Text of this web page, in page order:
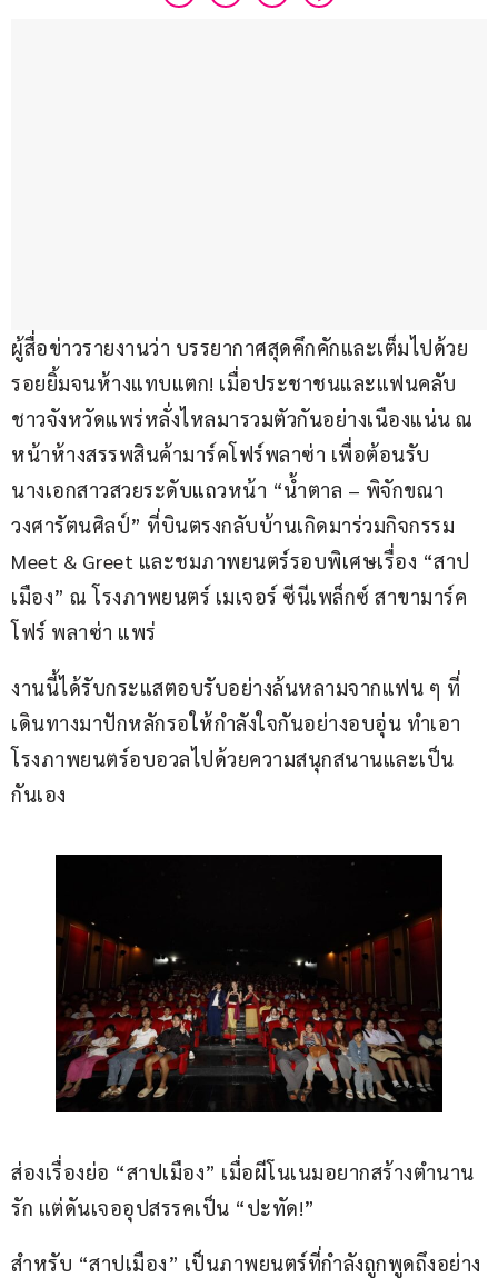
ผู้สื่อข่าวรายงานว่า บรรยากาศสุดคึกคักและเต็มไปด้วย
รอยยิ้มจนห้างแทบแตก! เมื่อประชาชนและแฟนคลับ
ชาวจังหวัดแพร่หลั่งไหลมารวมตัวกันอย่างเนืองแน่น ณ
หน้าห้างสรรพสินค้ามาร์คโฟร์พลาซ่า เพื่อต้อนรับ
นางเอกสาวสวยระดับแถวหน้า “น้ำตาล – พิจักขณา
วงศารัตนศิลป์” ที่บินตรงกลับบ้านเกิดมาร่วมกิจกรรม
Meet & Greet และชมภาพยนตร์รอบพิเศษเรื่อง “สาป
เมือง” ณ โรงภาพยนตร์ เมเจอร์ ซีนีเพล็กซ์ สาขามาร์ค
โฟร์ พลาซ่า แพร่
​งานนี้ได้รับกระแสตอบรับอย่างล้นหลามจากแฟน ๆ ที่
เดินทางมาปักหลักรอให้กำลังใจกันอย่างอบอุ่น ทำเอา
โรงภาพยนตร์อบอวลไปด้วยความสนุกสนานและเป็น
กันเอง
ส่องเรื่องย่อ “สาปเมือง” เมื่อผีโนเนมอยากสร้างตำนาน
รัก แต่ดันเจออุปสรรคเป็น “ปะทัด!”
​สำหรับ “สาปเมือง” เป็นภาพยนตร์ที่กำลังถูกพูดถึงอย่าง